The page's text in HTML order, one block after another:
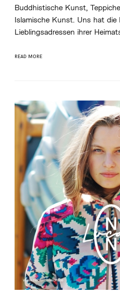
M
N
Ö
Buddhistische Kunst,
Islamische Kunst. Uns hat die
Lieblingsadressen ihrer
READ MORE